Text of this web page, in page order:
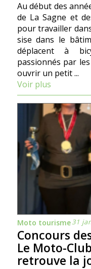
Au début des
de La Sagne et
pour travailler
sise dans le
déplacent à
passionnés par
ouvrir un petit ...
Voir plus
Moto tourisme31
Concours
Le Moto-
retrouve la